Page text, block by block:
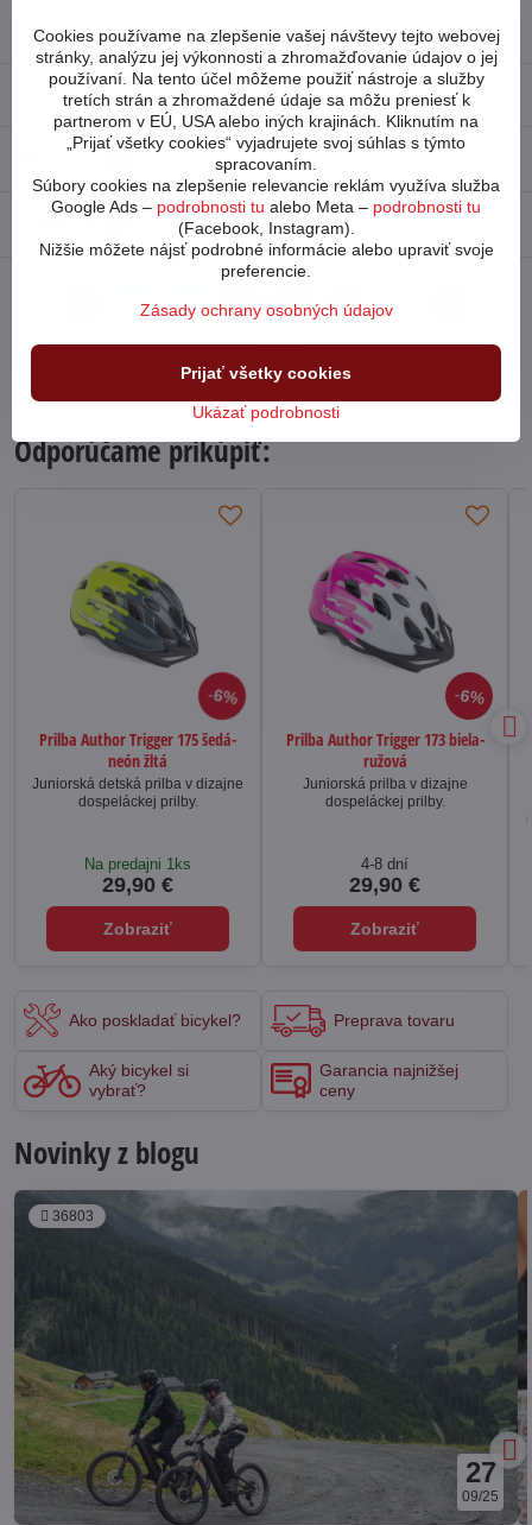
Vidlica: pevná
Návod
Recenzie
Diskusia
Novinky z blogu
36803
27
09/25
FacebookTwitterBlueskyPinterestReddit LinkedIn
Nasledujúci produkt
Odporúčame prikúpiť:
6%
Prilba Author Trigger 175 šedá-
neón žltá
Juniorská detská prilba v dizajne
dospeláckej prilby.
Na predajni 1ks
29,90 €
Zobraziť
6%
Prilba Author Trigger 173 biela-
ružová
Juniorská prilba v dizajne
dospeláckej prilby.
4-8 dní
29,90 €
Zobraziť
Ako poskladať bicykel? Preprava tovaru
Aký bicykel si
vybrať?
Garancia najnižšej
ceny
Cookies používame na zlepšenie vašej návštevy tejto webovej
stránky, analýzu jej výkonnosti a zhromažďovanie údajov o jej
používaní. Na tento účel môžeme použiť nástroje a služby
tretích strán a zhromaždené údaje sa môžu preniesť k
partnerom v EÚ, USA alebo iných krajinách. Kliknutím na
„Prijať všetky cookies“ vyjadrujete svoj súhlas s týmto
spracovaním.
Súbory cookies na zlepšenie relevancie reklám využíva služba
Google Ads – podrobnosti tu alebo Meta – podrobnosti tu
(Facebook, Instagram).
Nižšie môžete nájsť podrobné informácie alebo upraviť svoje
preferencie.
Zásady ochrany osobných údajov
Ukázať podrobnosti
Prijať všetky cookies